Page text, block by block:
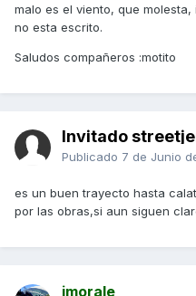
malo es el viento, que
no esta escrito.
Saludos compañeros :motito
Invitado
Publicado 7 de Junio
es un buen trayecto hasta
por las obras,si aun siguen
jmorale